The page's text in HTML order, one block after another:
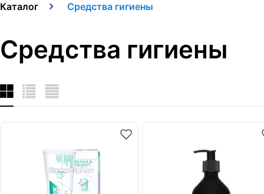
Каталог Средства гигиены
Средства гигиены